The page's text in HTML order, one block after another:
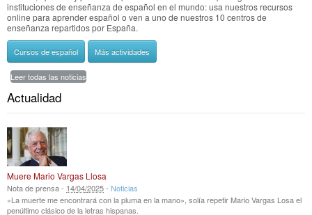
instituciones de enseñanza de español en el mundo: usa nuestros recursos
online para aprender español o ven a uno de nuestros 10 centros de
enseñanza repartidos por España.
Cursos de español Más actividades
Leer todas las noticias
Actualidad
Muere Mario Vargas Llosa
Nota de prensa - 14/04/2025- Noticias
«La muerte me encontrará con la pluma en la mano», solía repetir Mario Vargas Losa el
penúltimo clásico de la letras hispanas.